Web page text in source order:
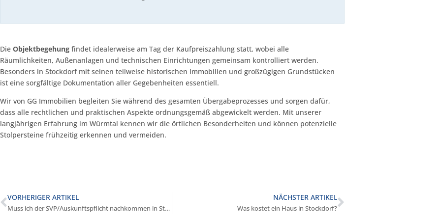
Die Objektbegehung findet idealerweise am Tag der Kaufpreiszahlung statt, wobei alle
Räumlichkeiten, Außenanlagen und technischen Einrichtungen gemeinsam kontrolliert werden.
Besonders in Stockdorf mit seinen teilweise historischen Immobilien und großzügigen Grundstücken
ist eine sorgfältige Dokumentation aller Gegebenheiten essentiell.
Wir von GG Immobilien begleiten Sie während des gesamten Übergabeprozesses und sorgen dafür,
dass alle rechtlichen und praktischen Aspekte ordnungsgemäß abgewickelt werden. Mit unserer
langjährigen Erfahrung im Würmtal kennen wir die örtlichen Besonderheiten und können potenzielle
Stolpersteine frühzeitig erkennen und vermeiden.
VORHERIGER ARTIKEL
Muss ich der SVP/Auskunftspflicht nachkommen in Stockdorf?
NÄCHSTER ARTIKEL
Was kostet ein Haus in Stockdorf?